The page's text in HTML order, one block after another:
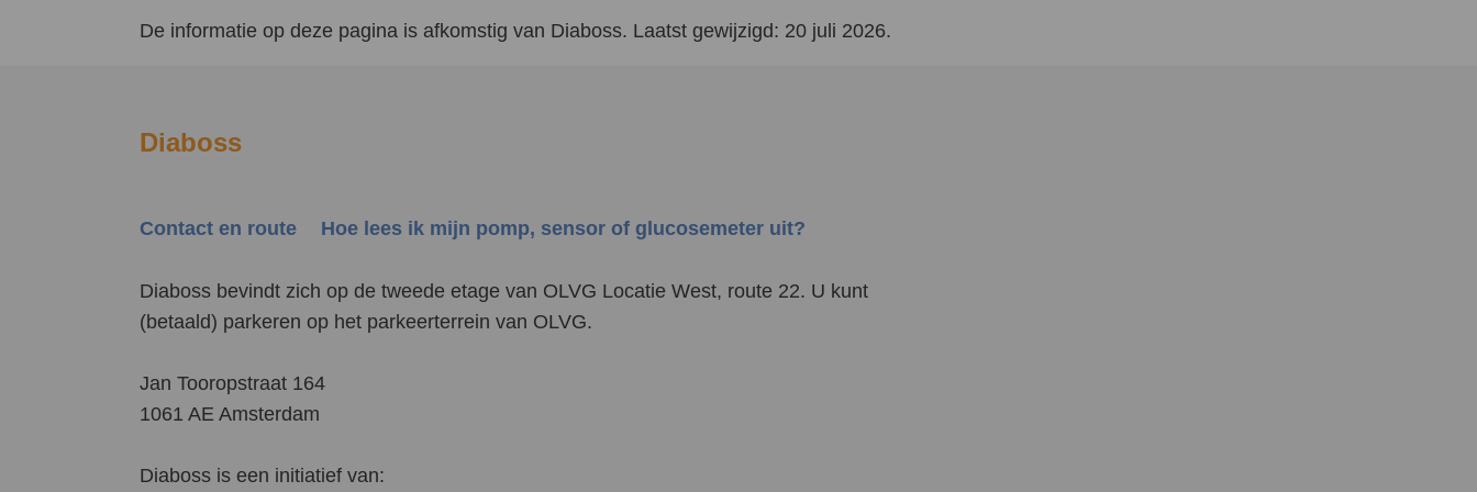
De informatie op deze pagina is afkomstig van Diaboss. Laatst gewijzigd: 20 juli 2026.
Diaboss
Contact en route Hoe lees ik mijn pomp, sensor of glucosemeter uit?
Diaboss bevindt zich op de tweede etage van OLVG Locatie West, route 22. U kunt
(betaald) parkeren op het parkeerterrein van OLVG.
Jan Tooropstraat 164
1061 AE Amsterdam
Diaboss is een initiatief van: